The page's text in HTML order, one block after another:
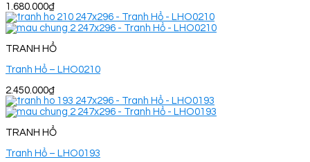
1.680.000₫
TRANH HỔ
Tranh Hổ – LHO0210
2.450.000₫
TRANH HỔ
Tranh Hổ – LHO0193